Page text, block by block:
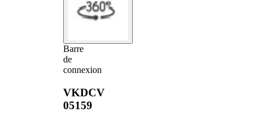
Barre
de
connexion
VKDCV
05159